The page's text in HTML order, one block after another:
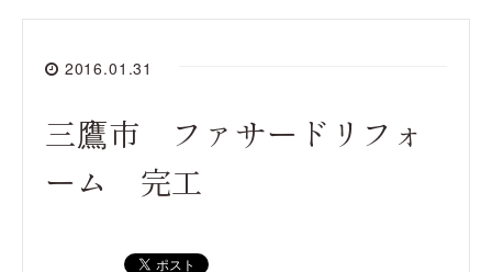
2016.01.31
三鷹市 ファサードリフォ
ーム 完工